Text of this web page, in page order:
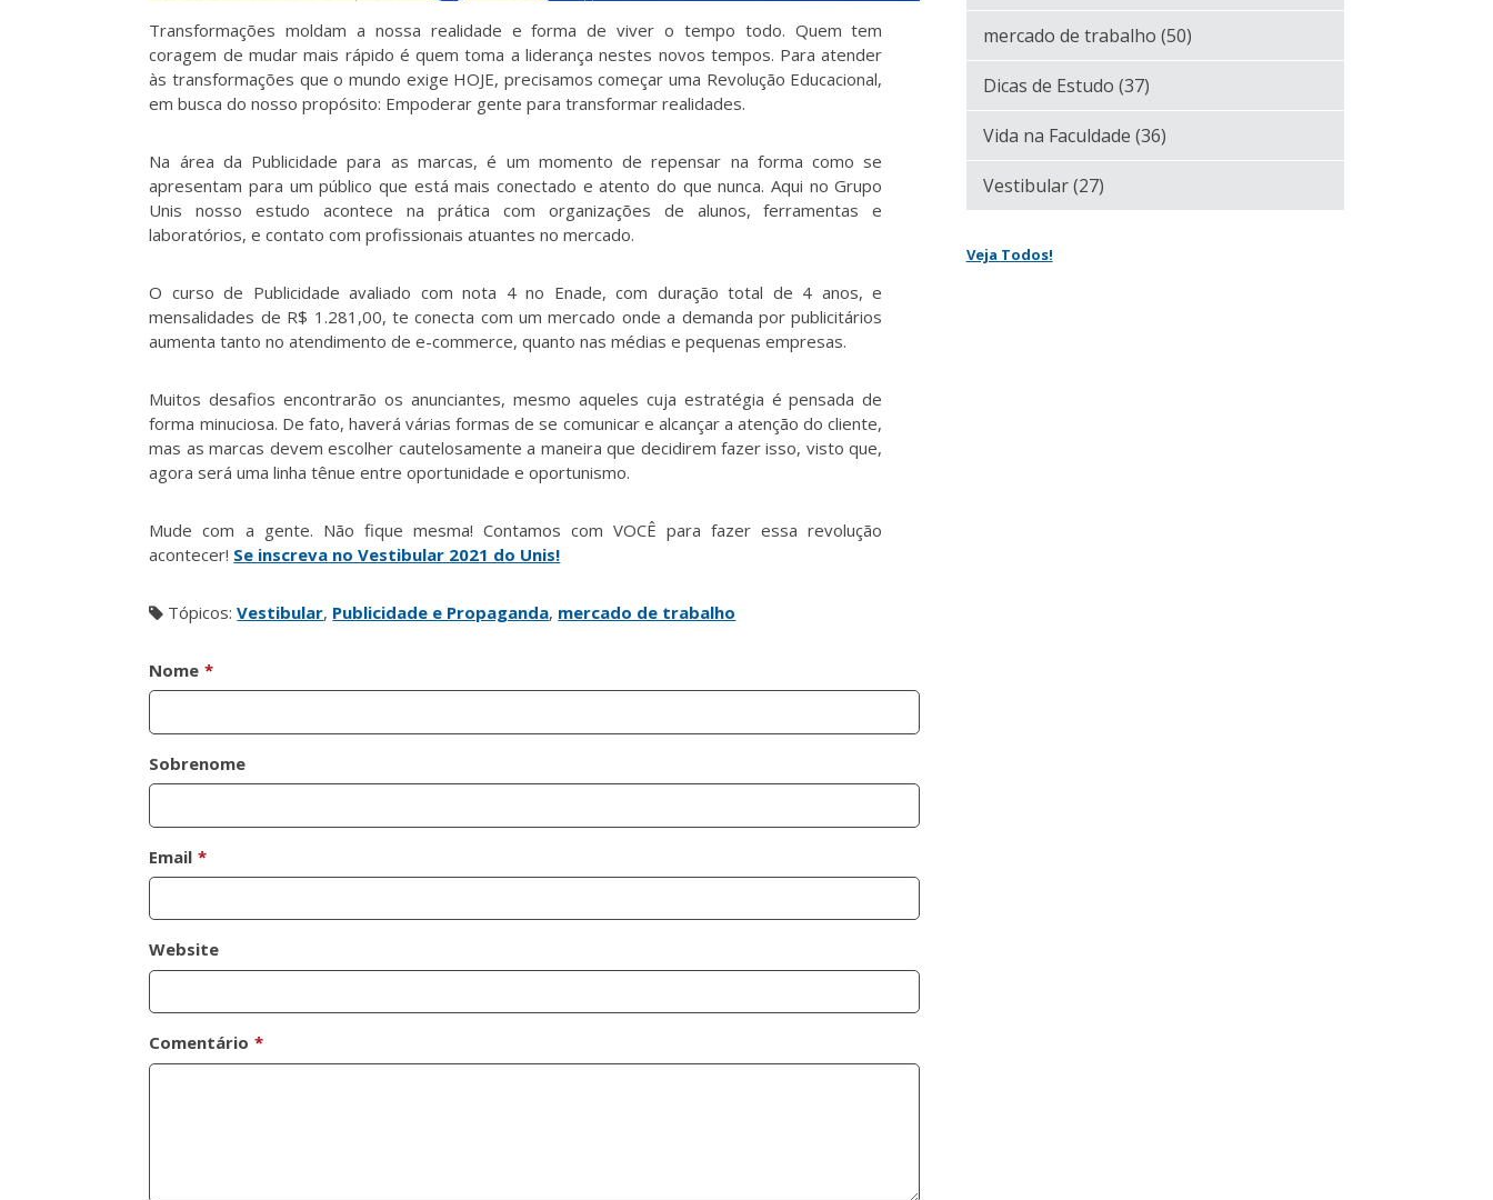
Transformações moldam a nossa realidade e forma de viver o tempo todo. Quem tem
coragem de mudar mais rápido é quem toma a liderança nestes novos tempos. Para atender
às transformações que o mundo exige HOJE, precisamos começar uma Revolução Educacional,
em busca do nosso propósito: Empoderar gente para transformar realidades.
Na área da Publicidade para as marcas, é um momento de repensar na forma como se
apresentam para um público que está mais conectado e atento do que nunca. Aqui no Grupo
Unis nosso estudo acontece na prática com organizações de alunos, ferramentas e
laboratórios, e contato com profissionais atuantes no mercado.
O curso de Publicidade avaliado com nota 4 no Enade, com duração total de 4 anos, e
mensalidades de R$ 1.281,00, te conecta com um mercado onde a demanda por publicitários
aumenta tanto no atendimento de e-commerce, quanto nas médias e pequenas empresas.
Muitos desafios encontrarão os anunciantes, mesmo aqueles cuja estratégia é pensada de
forma minuciosa. De fato, haverá várias formas de se comunicar e alcançar a atenção do cliente,
mas as marcas devem escolher cautelosamente a maneira que decidirem fazer isso, visto que,
agora será uma linha tênue entre oportunidade e oportunismo.
Mude com a gente. Não fique mesma! Contamos com VOCÊ para fazer essa revolução
acontecer! Se inscreva no Vestibular 2021 do Unis!
Tópicos:Vestibular, Publicidade e Propaganda, mercado de trabalho
Nome *
Sobrenome
Email *
Website
Comentário *
mercado de trabalho (50)
Dicas de Estudo (37)
Vida na Faculdade (36)
Vestibular(27)
Veja Todos!